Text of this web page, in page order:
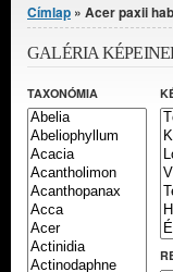
Jelenlegi hely
Címlap » Acer paxii
GALÉRIA
TAXONÓMIA